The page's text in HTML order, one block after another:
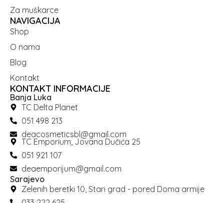
Za muškarce
NAVIGACIJA
Shop
O nama
Blog
Kontakt
KONTAKT INFORMACIJE
Banja Luka
TC Delta Planet
051 498 213
deacosmeticsbl@gmail.com
TC Emporium, Jovana Dučića 25
051 921 107
deaemporijum@gmail.com
Sarajevo
Zelenih beretki 10, Stari grad - pored Doma armije